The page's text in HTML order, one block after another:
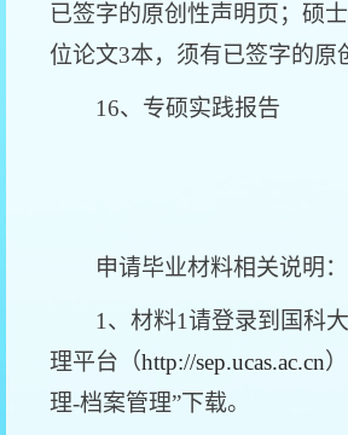
已签字的原创性声明页；硕
位论文3本，须有已签字的原
16、专硕实践报告
申请毕业材料相关说明：
1、材料1请登录到国科
理平台（http://sep.ucas.ac.cn
理-档案管理”下载。